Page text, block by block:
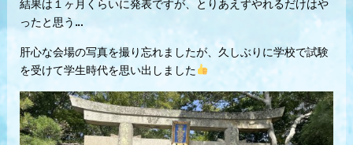
結果は１ヶ月くらいに発表ですが、とりあえずやれるだけはや
ったと思う…
肝心な会場の写真を撮り忘れましたが、久しぶりに学校で試験
を受けて学生時代を思い出しました